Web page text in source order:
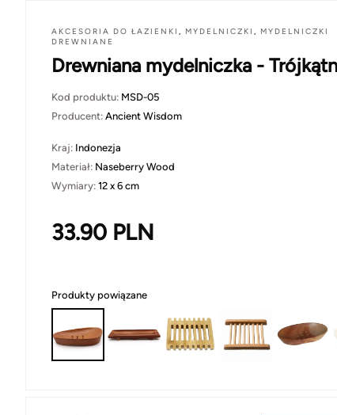
AKCESORIA DO ŁAZIENKI , MYDELNICZKI , MYDELNICZKI
DREWNIANE
Drewniana mydelniczka -
Kod produktu: MSD-05
Producent: Ancient Wisdom
Kraj: Indonezja
Materiał: Naseberry Wood
Wymiary: 12 x 6 cm
33.90 PLN
Produkty powiązane